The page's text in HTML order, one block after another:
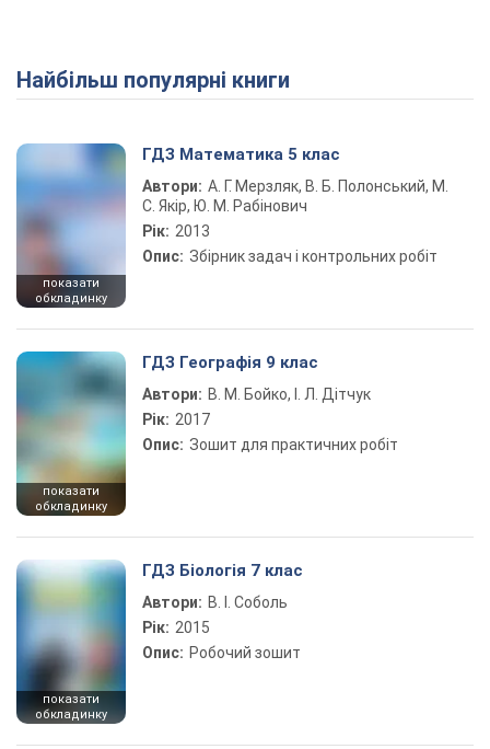
Найбільш популярні книги
показати
обкладинку
ГДЗ Математика 5 клас
Автори: А. Г. Мерзляк, В. Б. Полонський, М.
С. Якір, Ю. М. Рабінович
Рік: 2013
Опис: Збірник задач і контрольних робіт
показати
обкладинку
ГДЗ Географія 9 клас
Автори: В. М. Бойко, І. Л. Дітчук
Рік: 2017
Опис: Зошит для практичних робіт
показати
обкладинку
ГДЗ Біологія 7 клас
Автори: В. І. Соболь
Рік: 2015
Опис: Робочий зошит